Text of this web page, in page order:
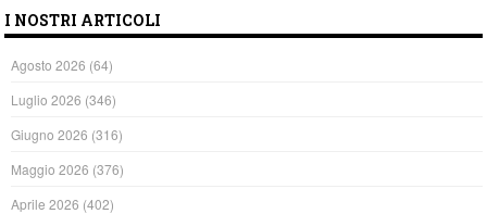
I NOSTRI ARTICOLI
Agosto 2026 (64)
Luglio 2026 (346)
Giugno 2026 (316)
Maggio 2026 (376)
Aprile 2026 (402)